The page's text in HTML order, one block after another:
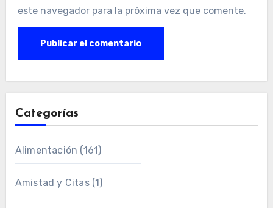
este navegador para la próxima vez que comente.
Categorías
Alimentación (161)
Amistad y Citas(1)